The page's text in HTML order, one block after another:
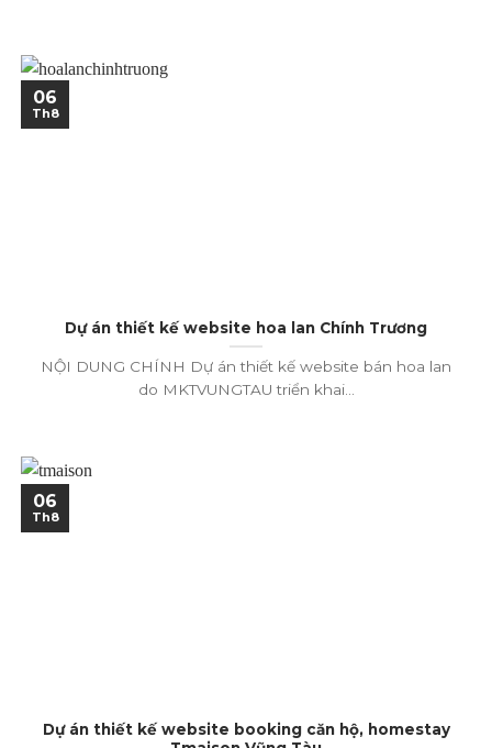
Dự án thiết kế website hoa lan Chính Trương
NỘI DUNG CHÍNH Dự án thiết kế website bán hoa lan
do MKTVUNGTAU triển khai...
06
Th8
Dự án thiết kế website booking căn hộ, homestay
06
Th8